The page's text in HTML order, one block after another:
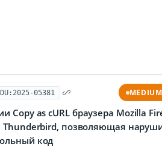
05381 MEDIUM
Copy as cURL браузера Mozilla
Thunderbird, позволяющая
код